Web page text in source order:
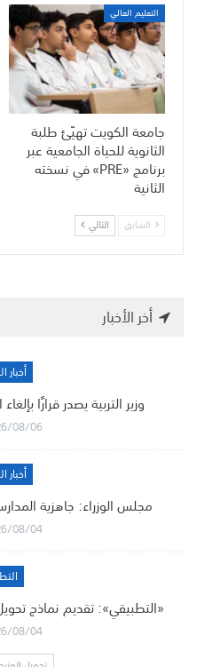
التعليم العالي
جامعة الكويت تهيّئ طلبة
الثانوية للحياة الجامعية عبر
برنامج «PRE» في نسخته
الثانية
السابق التالي
أخر الأخبار
وزير التربية يصدر قرارًا
08/06
مجلس الوزراء: جاهزية
08/04
«التطبيقي»: تقديم نماذج
08/04